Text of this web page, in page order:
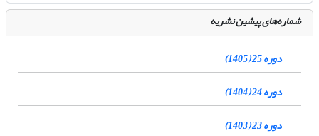
شماره‌های پیشین نشریه
دوره 25 (1405)
دوره 24 (1404)
دوره 23 (1403)